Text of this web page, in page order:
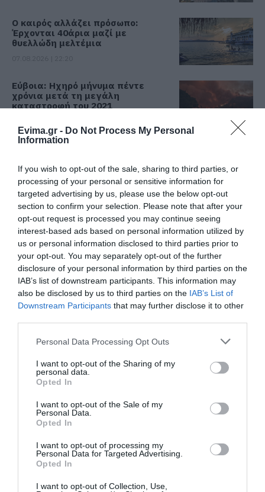
Evima.gr - Do Not Process My Personal
Information
If you wish to opt-out of the sale, sharing to third parties, or
processing of your personal or sensitive information for
targeted advertising by us, please use the below opt-out
section to confirm your selection. Please note that after your
opt-out request is processed you may continue seeing
interest-based ads based on personal information utilized by
us or personal information disclosed to third parties prior to
your opt-out. You may separately opt-out of the further
disclosure of your personal information by third parties on the
IAB’s list of downstream participants. This information may
also be disclosed by us to third parties on the IAB’s List of
Downstream Participants that may further disclose it to other
Please note that this website/app uses one or more Google
not limited to your visit or usage behaviour. You may click to
grant or deny consent to Google and its third-party tags to
use your data for below specified purposes in below Google
consent section.
Personal Data Processing Opt Outs
I want to opt-out of the Sharing of my
personal data.
Opted In
I want to opt-out of the Sale of my
Personal Data.
Opted In
I want to opt-out of processing my
Personal Data for Targeted Advertising.
Opted In
I want to opt-out of Collection, Use,
Ο καιρός αλλάζει πρόσωπο:
Έρχονται 40άρια μαζί με
θυελλώδη μελτέμια
Εύβοια: Ηχηρό μήνυμα πέντε
χρόνια μετά τη μεγάλη
καταστροφή του 2021
Εύβοια: Γυναίκα έπεσε θύμα
διαδικτυακής απάτης – Πλήρωσε
για τρακτέρ που δεν παρέλαβε
07.08.2026 | 21:20
Τραγωδία στην Εύβοια: Άνδρας
ανασύρθηκε χωρίς τις αισθήσεις
του από τη θάλασσα
07.08.2026 | 20:57
Ανακοινώθηκαν νέες προσλήψεις
σε δήμο της Εύβοιας: Δείτε εδώ
07.08.2026 | 20:40
Ποιοι και γιατί θα πάρουν
διπλάσια σύνταξη τον Αύγουστο
07.08.2026 | 20:20
Δείτε τι έκανε Δήμος της Εύβοιας
για τις φωτιές
07.08.2026 | 20:00
Όλες οι τελευταίες ειδήσεις
ΠΕΡΙΣΣΟΤΕΡΑ ΑΠΟ ΚΟΙΝΩΝΙΑ